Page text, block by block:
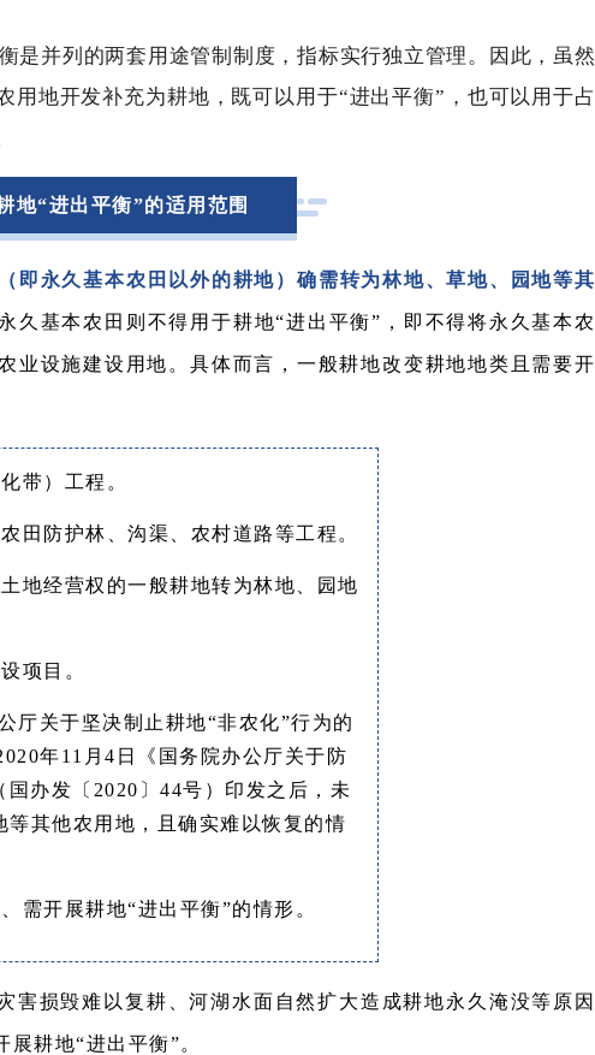
是并列的两套用途管制制度，指标实行独立管理。因此，虽然
用地开发补充为耕地，既可以用于“进出平衡”，也可以用于占
地“进出平衡”的适用范围
即永久基本农田以外的耕地）确需转为林地、草地、园地等其
久基本农田则不得用于耕地“进出平衡”，即不得将永久基本农
业设施建设用地。具体而言，一般耕地改变耕地地类且需要开
带）工程。
田防护林、沟渠、农村道路等工程。
地经营权的一般耕地转为林地、园地
项目。
厅关于坚决制止耕地“非农化”行为的
年11月4日《国务院办公厅关于防
办发〔2020〕44号）印发之后，未
其他农用地，且确实难以恢复的情
需开展耕地“进出平衡”的情形。
害损毁难以复耕、河湖水面自然扩大造成耕地永久淹没等原因
耕地“进出平衡”。